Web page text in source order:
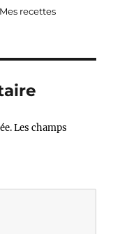
Catégories
Mes recettes
Les champs